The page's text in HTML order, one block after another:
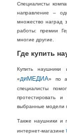
Специалисты
направление –
множество наград
работы: премии
многие другие.
Где купить
Купить
«диМЕДИА» по
специалисты
протестировать
выбранные модели
Также наушники и
интернет-магазине